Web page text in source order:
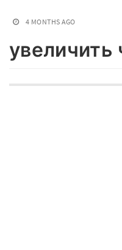
4 MONTHS AGO
увеличить